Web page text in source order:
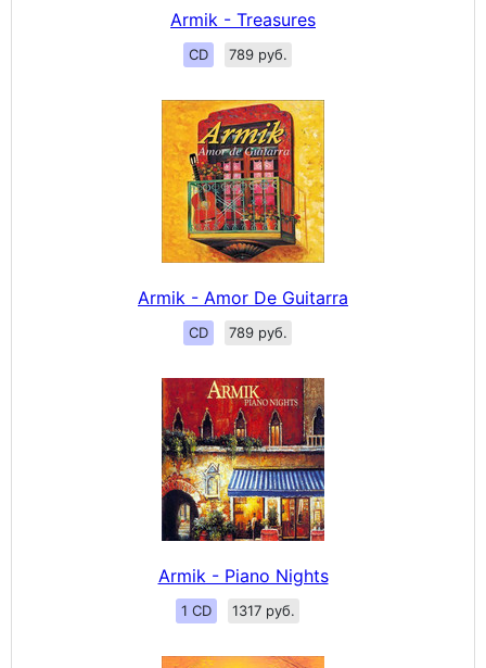
Armik - Treasures
CD 789 руб.
Armik - Amor De Guitarra
CD 789 руб.
Armik - Piano Nights
1 CD 1317 руб.